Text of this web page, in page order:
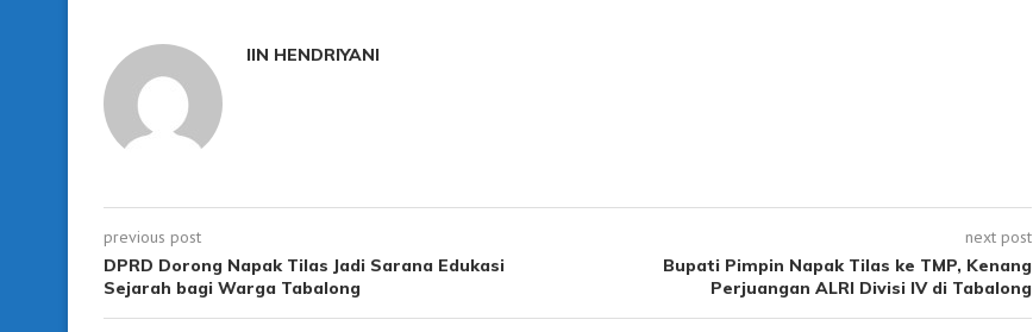
IIN HENDRIYANI
previous post
DPRD Dorong Napak Tilas Jadi Sarana Edukasi
Sejarah bagi Warga Tabalong
next post
Bupati Pimpin Napak Tilas ke TMP, Kenang
Perjuangan ALRI Divisi IV di Tabalong